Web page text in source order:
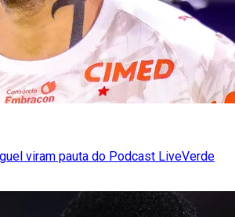
viram pauta do Podcast LiveVerde